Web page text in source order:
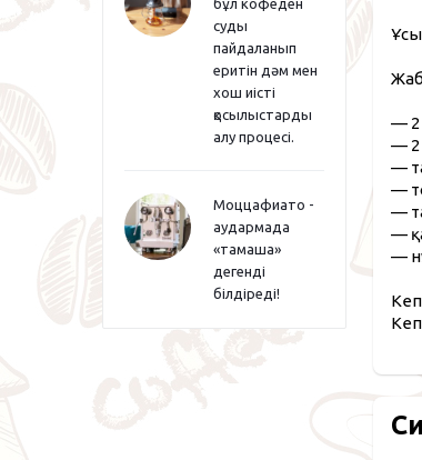
суды
пайдаланып
еритін дәм мен
хош иісті
қосылыстарды
алу процесі.
Моццафиато -
аудармада
«тамаша»
дегенді
білдіреді!
— 2
— 2
—
—
—
—
—